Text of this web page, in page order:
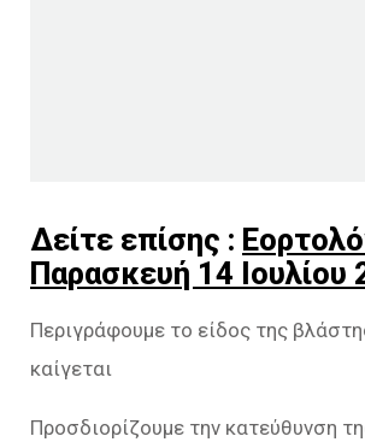
Δείτε επίσης :
Παρασκευή 14 Ιουλίου
Περιγράφουμε το είδος της
καίγεται
Προσδιορίζουμε την κατεύθυνση